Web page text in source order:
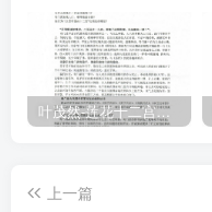
叶茂然-莲花十二宫佛家奇门面授及答疑
上一篇